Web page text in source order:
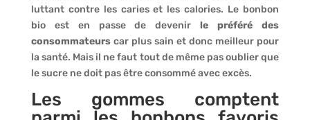
luttant contre les caries et les calories. Le bonbon
bio est en passe de devenirle préféré des
consommateurscar plus sain et donc meilleur pour
la santé. Mais il ne faut tout de même pas oublier que
le sucre ne doit pas être consommé avec excès.
Les gommes comptent